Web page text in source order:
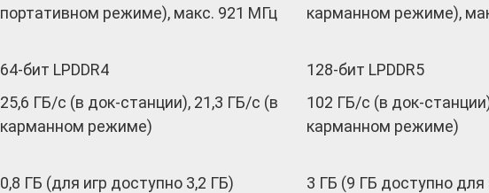
портативном режиме), макс. 921 МГц
карманном режиме),
64-бит LPDDR4
128-бит LPDDR5
25,6 ГБ/с (в док-станции), 21,3 ГБ/с (в
карманном режиме)
102 ГБ/с (в док-
карманном режиме)
0,8 ГБ (для игр доступно 3,2 ГБ) 3 ГБ (9 ГБ доступно для